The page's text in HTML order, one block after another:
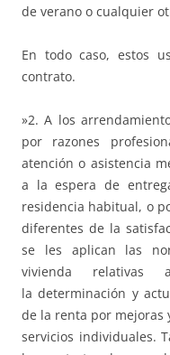
de verano o cualquier
En todo caso, estos
contrato.
»2. A los
por razones
atención o asistencia
a la espera de
residencia habitual, o
diferentes de la
se les aplican las
vivienda
la determinación y
de la renta por mejoras
servicios individuales.